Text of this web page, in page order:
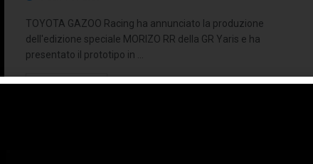
TOYOTA GAZOO Racing ha annunciato la produzione
dell'edizione speciale MORIZO RR della GR Yaris e ha
presentato il prototipo in ...
LEGGI TUTTO